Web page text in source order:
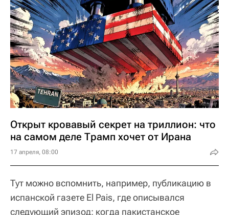
Открыт кровавый секрет на триллион: что
на самом деле Трамп хочет от Ирана
17 апреля, 08:00
Тут можно вспомнить, например, публикацию в
испанской газете El Pais, где описывался
следующий эпизод: когда пакистанское